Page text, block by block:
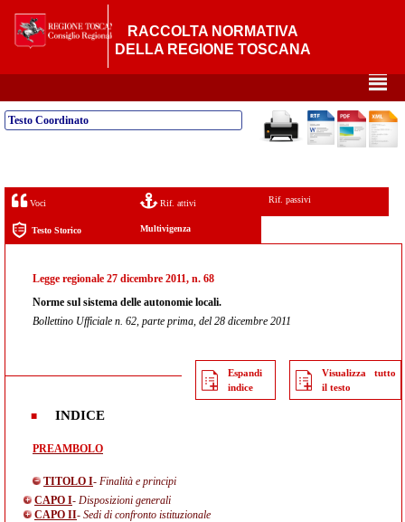
RACCOLTA NORMATIVA
DELLA REGIONE TOSCANA
²
Testo Coordinato
Voci Rif. attivi Rif. passivi
Testo Storico Multivigenza
Legge regionale 27 dicembre 2011, n. 68
Norme sul sistema delle autonomie locali.
Bollettino Ufficiale n. 62, parte prima, del 28 dicembre 2011
Espandi
indice
Visualizza tutto
il testo
INDICE
PREAMBOLO
TITOLO I- Finalità e principi
CAPO I- Disposizioni generali
CAPO II- Sedi di confronto istituzionale